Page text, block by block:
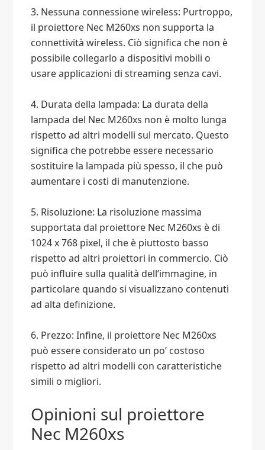
3. Nessuna connessione wireless: Purtroppo,
il proiettore Nec M260xs non supporta la
connettività wireless. Ciò significa che non è
possibile collegarlo a dispositivi mobili o
usare applicazioni di streaming senza cavi.
4. Durata della lampada: La durata della
lampada del Nec M260xs non è molto lunga
rispetto ad altri modelli sul mercato. Questo
significa che potrebbe essere necessario
sostituire la lampada più spesso, il che può
aumentare i costi di manutenzione.
5. Risoluzione: La risoluzione massima
supportata dal proiettore Nec M260xs è di
1024 x 768 pixel, il che è piuttosto basso
rispetto ad altri proiettori in commercio. Ciò
può influire sulla qualità dell’immagine, in
particolare quando si visualizzano contenuti
ad alta definizione.
6. Prezzo: Infine, il proiettore Nec M260xs
può essere considerato un po’ costoso
rispetto ad altri modelli con caratteristiche
simili o migliori.
Opinioni sul proiettore
Nec M260xs